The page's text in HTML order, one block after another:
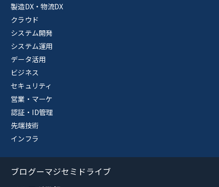
製造DX・物流DX
クラウド
システム開発
システム運用
データ活用
ビジネス
セキュリティ
営業・マーケ
認証・ID管理
先端技術
インフラ
ブログーマジセミドライブ